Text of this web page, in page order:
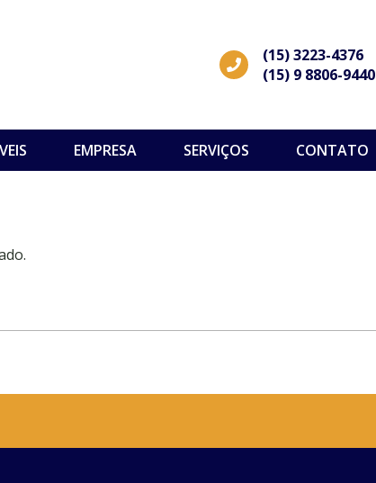
(15) 3223-4376
(15) 9 8806-9440
EMPRESA SERVIÇOS CONTATO